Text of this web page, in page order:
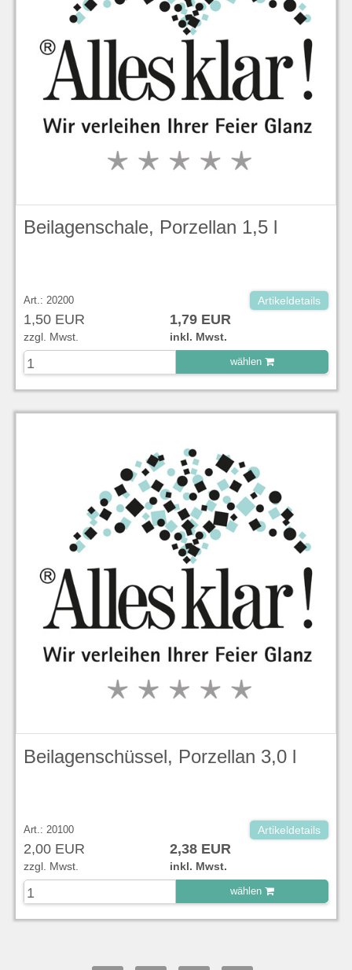
Beilagenschale, Porzellan 1,5 l
Art.: 20200 Artikeldetails
1,50 EUR 1,79 EUR
zzgl. Mwst. inkl. Mwst.
wählen
zu Warenkorb hinzugefügt.
Beilagenschüssel, Porzellan 3,0 l
Art.: 20100 Artikeldetails
2,00 EUR 2,38 EUR
zzgl. Mwst. inkl. Mwst.
wählen